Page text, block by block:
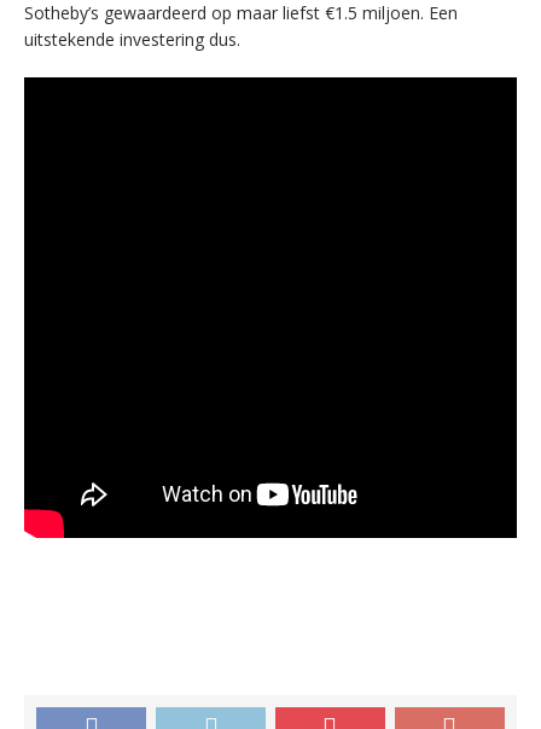
Sotheby’s gewaardeerd op maar liefst €1.5 miljoen. Een
uitstekende investering dus.